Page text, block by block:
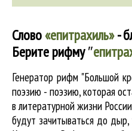
Слово«епитрахиль»-
Берите рифму″
Генератор рифм "Большой
поэзию - поэзию, которая
в литературной жизни
будут зачитываться до дыр,